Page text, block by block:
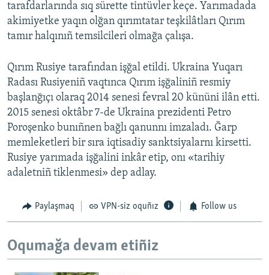
tarafdarlarında sıq sürette tintüvler keçe. Yarımadada
akimiyetke yaqın olğan qırımtatar teşkilâtları Qırım
tamır halqınıñ temsilcileri olmağa çalışa.
Qırım Rusiye tarafından işğal etildi. Ukraina Yuqarı
Radası Rusiyeniñ vaqtınca Qırım işğaliniñ resmiy
başlanğıçı olaraq 2014 senesi fevral 20 kününi ilân etti.
2015 senesi oktâbr 7-de Ukraina prezidenti Petro
Poroşenko bunıñnen bağlı qanunnı imzaladı. Ğarp
memleketleri bir sıra iqtisadiy sanktsiyalarnı kirsetti.
Rusiye yarımada işğalini inkâr etip, onı «tarihiy
adaletniñ tiklenmesi» dep adlay.
Paylaşmaq VPN-siz oquñız Follow us
Oqumağa devam etiñiz